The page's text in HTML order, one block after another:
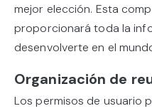
mejor elección. Esta
proporcionará toda la
desenvolverte en el
Organización de
Los permisos de usuario